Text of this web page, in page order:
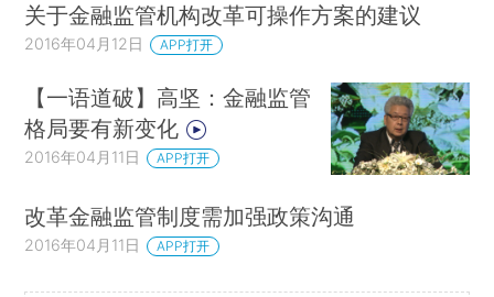
关于金融监管机构改革可操作方案的建议
2016年04月12日 APP打开
【一语道破】高坚：金融监管
格局要有新变化
2016年04月11日 APP打开
改革金融监管制度需加强政策沟通
2016年04月11日 APP打开